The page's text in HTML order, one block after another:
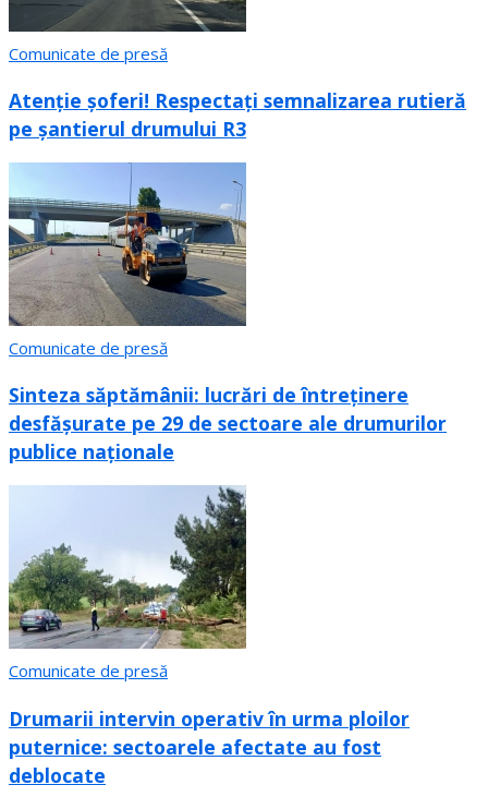
Comunicate de presă
Atenție șoferi! Respectați semnalizarea rutieră
pe șantierul drumului R3
Comunicate de presă
Sinteza săptămânii: lucrări de întreținere
desfășurate pe 29 de sectoare ale drumurilor
publice naționale
Comunicate de presă
Drumarii intervin operativ în urma ploilor
puternice: sectoarele afectate au fost
deblocate